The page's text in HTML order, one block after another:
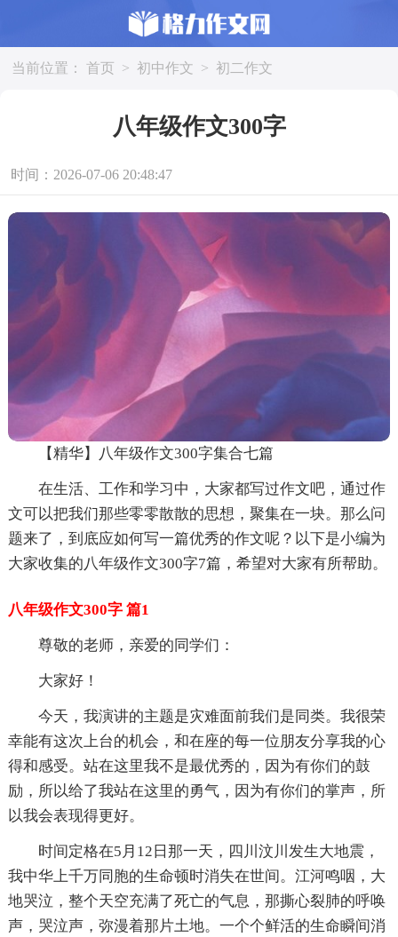
当前位置： 首页 > 初中作文 > 初二作文
八年级作文300字
时间：2026-07-06 20:48:47
【精华】八年级作文300字集合七篇
在生活、工作和学习中，大家都写过作文吧，通过作
文可以把我们那些零零散散的思想，聚集在一块。那么问
题来了，到底应如何写一篇优秀的作文呢？以下是小编为
大家收集的八年级作文300字7篇，希望对大家有所帮助。
八年级作文300字 篇1
尊敬的老师，亲爱的同学们：
大家好！
今天，我演讲的主题是灾难面前我们是同类。我很荣
幸能有这次上台的机会，和在座的每一位朋友分享我的心
得和感受。站在这里我不是最优秀的，因为有你们的鼓
励，所以给了我站在这里的勇气，因为有你们的掌声，所
以我会表现得更好。
时间定格在5月12日那一天，四川汶川发生大地震，
我中华上千万同胞的生命顿时消失在世间。江河鸣咽，大
地哭泣，整个天空充满了死亡的气息，那撕心裂肺的呼唤
声，哭泣声，弥漫着那片土地。一个个鲜活的生命瞬间消